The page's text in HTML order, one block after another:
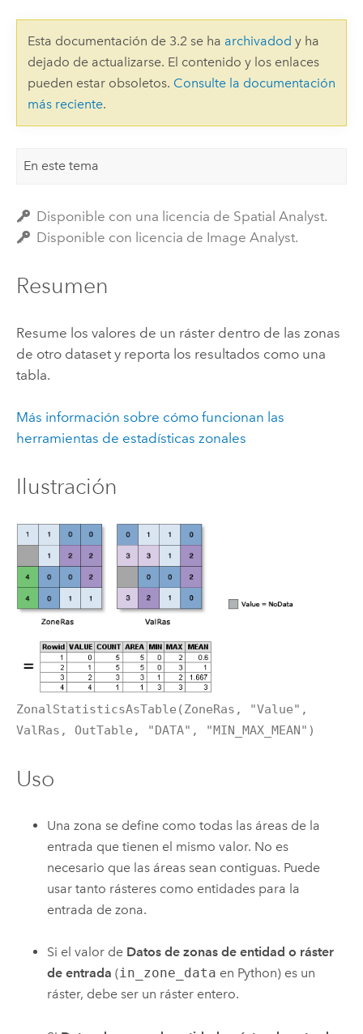
Esta documentación de 3.2 se ha archivadod y ha
dejado de actualizarse. El contenido y los enlaces
pueden estar obsoletos. Consulte la documentación
más reciente.
En este tema
Disponible con una licencia de Spatial Analyst.
Disponible con licencia de Image Analyst.
Resumen
Resume los valores de un ráster dentro de las zonas
de otro dataset y reporta los resultados como una
tabla.
Más información sobre cómo funcionan las
herramientas de estadísticas zonales
Ilustración
ZonalStatisticsAsTable(ZoneRas, "Value",
ValRas, OutTable, "DATA", "MIN_MAX_MEAN")
Uso
Una zona se define como todas las áreas de la
entrada que tienen el mismo valor. No es
necesario que las áreas sean contiguas. Puede
usar tanto rásteres como entidades para la
entrada de zona.
Si el valor de Datos de zonas de entidad o ráster
de entrada (in_zone_data en Python) es un
ráster, debe ser un ráster entero.